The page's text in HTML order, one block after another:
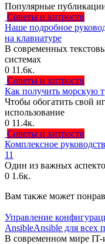
Популярные
Советы и хитрости
Наше подробное
на клавиатуре
В современных
системах
0 11.6к.
Советы и хитрости
Как получить морскую
Чтобы обогатить свой
использование
0 11.4к.
Советы и хитрости
Комплексное
11
Один из важных
0 1.6к.
Вам также может
Управление
AnsibleAnsible для всех
В современном мире IT-